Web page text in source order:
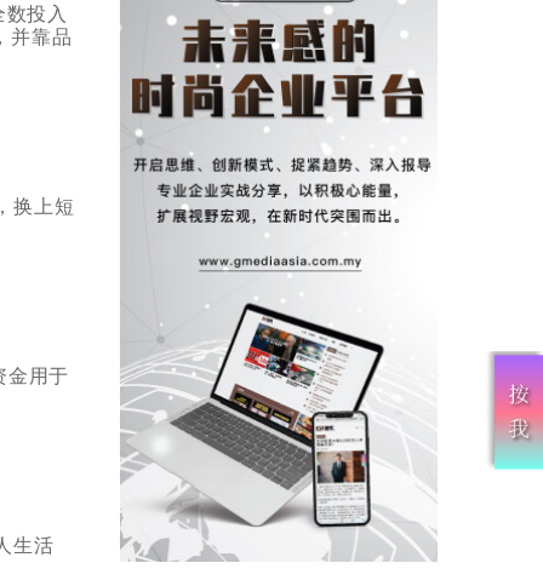
投入
并靠品
换上短
金用于
生活